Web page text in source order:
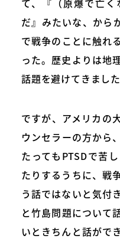
だ』みたいな、から
で戦争のことに触れ
った。歴史よりは地
話題を避けてきました
ですが、アメリカの
ウンセラーの方から
たってもPTSDで苦
たりするうちに、戦
う話ではないと気付
と竹島問題について
いときちんと話がで